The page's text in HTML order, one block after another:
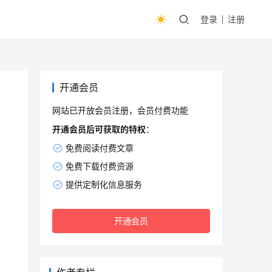
登录 注册
开通会员
网站已开放会员注册，会员付费功能
开通会员后可获取的特权：
免费阅读付费文章
免费下载付费资源
提供定制化信息服务
开通会员